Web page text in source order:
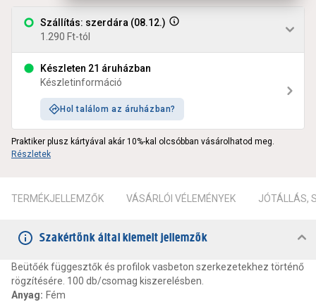
Szállítás: szerdára (08.12.)
1.290 Ft-tól
Készleten 21 áruházban
Készletinformáció
Hol találom az áruházban?
Praktiker plusz kártyával akár 10%-kal olcsóbban vásárolhatod meg.
Részletek
TERMÉKJELLEMZŐK VÁSÁRLÓI VÉLEMÉNYEK JÓTÁLLÁS,
Szakértőnk által kiemelt jellemzők
Beütőék függesztők és profilok vasbeton szerkezetekhez történő
rögzítésére. 100 db/csomag kiszerelésben.
Anyag: Fém